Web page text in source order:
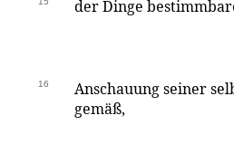
der Dinge
16
Anschauung seiner
gemäß,